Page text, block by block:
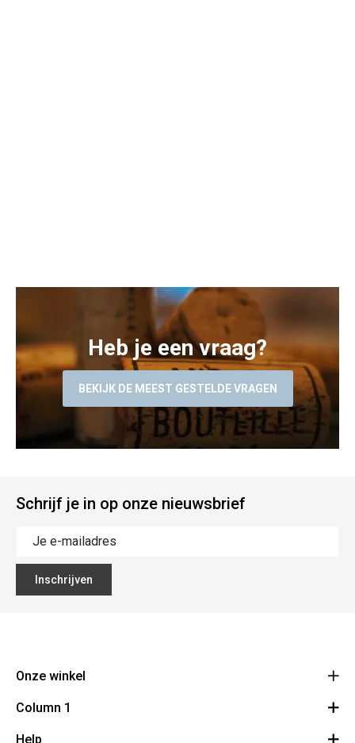
BEKIJK DE MEEST GESTELDE VRAGEN
Heb je een vraag?
Schrijf je in op onze nieuwsbrief
Inschrijven
Onze winkel
Bouchons Leclercq
Column 1
Bestelling herroepen
Help